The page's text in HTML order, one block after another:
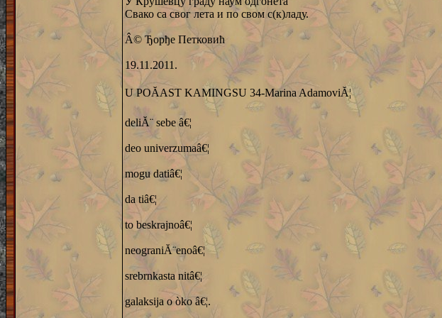
Свако са свог лета и по свом с(к)ладу.
Â© Ђорђе Петковић
19.11.2011.
U POĂAST KAMINGSU 34-Marina AdamoviĂ¦
deliĂ¨ sebe â€¦
deo univerzumaâ€¦
mogu datiâ€¦
da tiâ€¦
to beskrajnoâ€¦
neograniĂ¨enoâ€¦
srebrnkasta nitâ€¦
galaksija o òko â€¦.